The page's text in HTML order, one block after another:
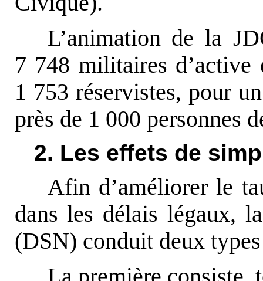
L’animation de la
7 748 militaires d’active
1 753 réservistes, pour
près de 1 000 personnes
2. Les effets de
Afin d’améliorer le
dans les délais légaux,
(DSN) conduit deux